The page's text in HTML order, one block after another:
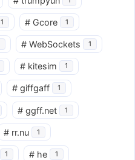
1 # Gcore 1
# WebSockets 1
# kitesim 1
# giffgaff 1
# ggff.net 1
# rr.nu 1
1 # he 1